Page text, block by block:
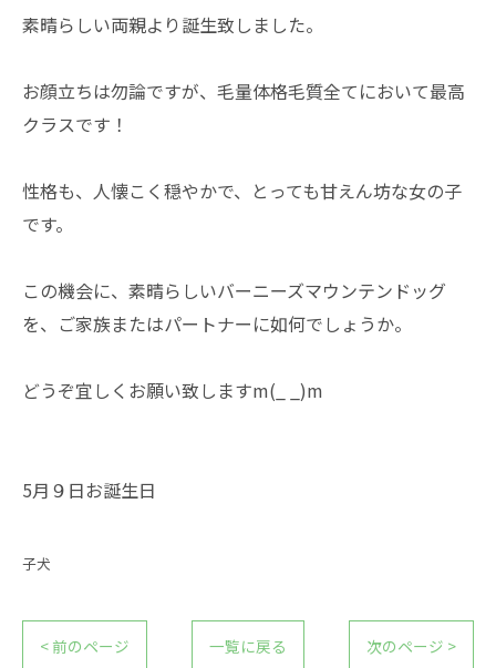
素晴らしい両親より誕生致しました。
お顔立ちは勿論ですが、毛量体格毛質全てにおいて最高
クラスです！
性格も、人懐こく穏やかで、とっても甘えん坊な女の子
です。
この機会に、素晴らしいバーニーズマウンテンドッグ
を、ご家族またはパートナーに如何でしょうか。
どうぞ宜しくお願い致しますm(_ _)m
5月９日お誕生日
子犬
< 前のページ 一覧に戻る 次のページ >